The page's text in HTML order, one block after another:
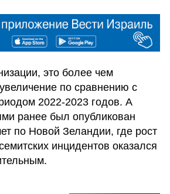
это более чем
по сравнению с
2022-2023 годов. А
ранее был опубликован
по Новой Зеландии, где рост
инцидентов оказался